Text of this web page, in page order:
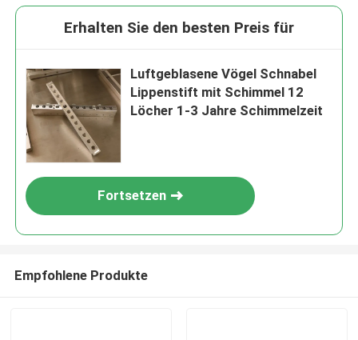
Erhalten Sie den besten Preis für
Luftgeblasene Vögel Schnabel
Lippenstift mit Schimmel 12
Löcher 1-3 Jahre Schimmelzeit
Fortsetzen
Empfohlene Produkte